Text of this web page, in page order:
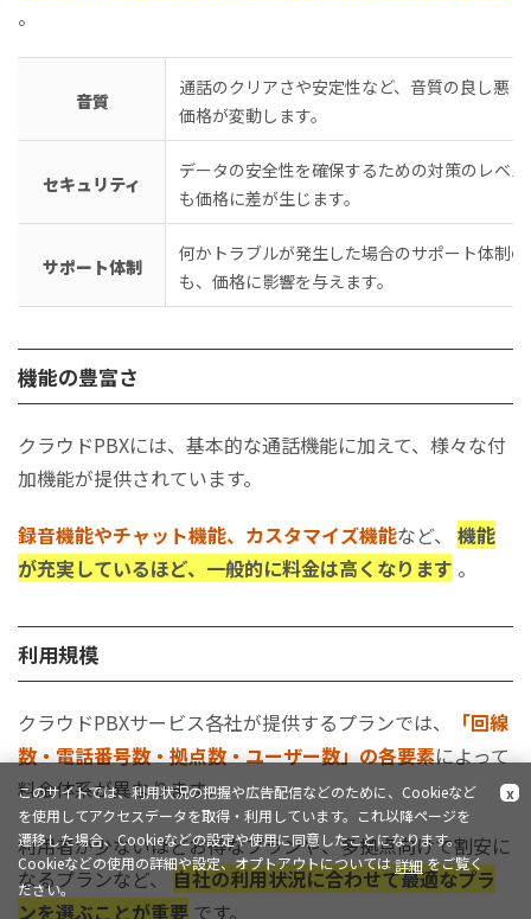
。
音質
通話のクリアさや安定性など、音質の良し悪し
価格が変動します。
セキュリティ
データの安全性を確保するための対策のレベ
も価格に差が生じます。
サポート体制
何かトラブルが発生した場合のサポート体制
も、価格に影響を与えます。
機能の豊富さ
クラウドPBXには、基本的な通話機能に加えて、様々な付
加機能が提供されています。
録音機能やチャット機能、カスタマイズ機能など、 機能
が充実しているほど、一般的に料金は高くなります 。
利用規模
クラウドPBXサービス各社が提供するプランでは、
「回線
数・電話番号数・拠点数・ユーザー数」の各要素によって
料金体系が異なります。
利用者が少ないほどお得なプランや、多拠点向けで割安に
なるプランなど、自社の利用状況に合わせて最適なプラ
ンを選ぶことが重要 です。
このサイトでは、利用状況の把握や広告配信などのために、Cookieなど
を使用してアクセスデータを取得・利用しています。これ以降ページを
遷移した場合、Cookieなどの設定や使用に同意したことになります。
Cookieなどの使用の詳細や設定、オプトアウトについては詳細
x
をご覧く
ださい。